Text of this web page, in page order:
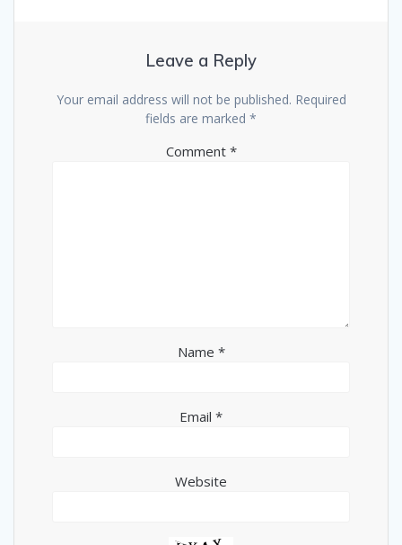
Leave a Reply
Your email address will not be published. Required
fields are marked *
Comment *
Name *
Email *
Website